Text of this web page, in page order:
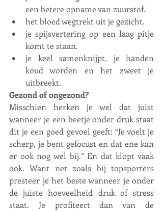
een betere opname van zuurstof.
het bloed wegtrekt uit je gezicht.
je spijsvertering op een laag pitje
komt te staan.
je keel samenknijpt, je handen
koud worden en het zweet je
uitbreekt.
Gezond of ongezond?
Misschien herken je wel dat juist
wanneer je een beetje onder druk staat
dit je een goed gevoel geeft: “Je voelt je
scherp, je bent gefocust en dat ene kan
er ook nog wel bij.” En dat klopt vaak
ook. Want net zoals bij topsporters
presteer je het beste wanneer je onder
de juiste hoeveelheid druk of stress
staat. Je profiteert dan van de